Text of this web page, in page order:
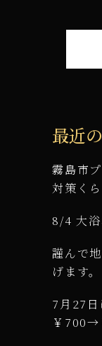
最近
霧島市
対策く
8/4 大
謹んで
げます。
7月27
￥700→